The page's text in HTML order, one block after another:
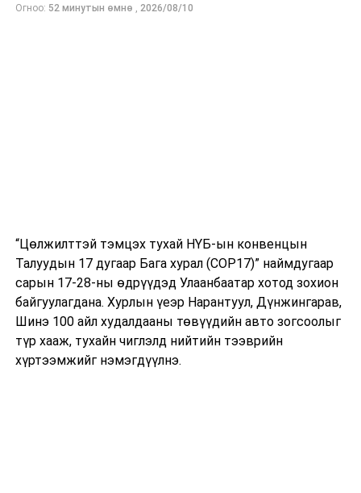
ӨМНӨХ МЭДЭЭ
Ерөнхийлөгч Х.Баттулга: Хүүхдийн хөгжил, хамгааллын
асуудал бол эн тэргүүнд төрийн үүрэг, бас монгол хүн
бүрийн үүрэг юм
Огноо: 52 минутын өмнө , 2026/08/10
“Цөлжилттэй тэмцэх тухай НҮБ-ын конвенцын
Талуудын 17 дугаар Бага хурал (COP17)” наймдугаар
сарын 17-28-ны өдрүүдэд Улаанбаатар хотод зохион
байгуулагдана. Хурлын үеэр Нарантуул, Дүнжингарав,
Шинэ 100 айл худалдааны төвүүдийн авто зогсоолыг
түр хааж, тухайн чиглэлд нийтийн тээврийн
хүртээмжийг нэмэгдүүлнэ.